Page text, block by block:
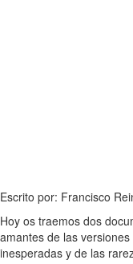
Escrito por: Francisco
Hoy os traemos dos
amantes de las
inesperadas y de las